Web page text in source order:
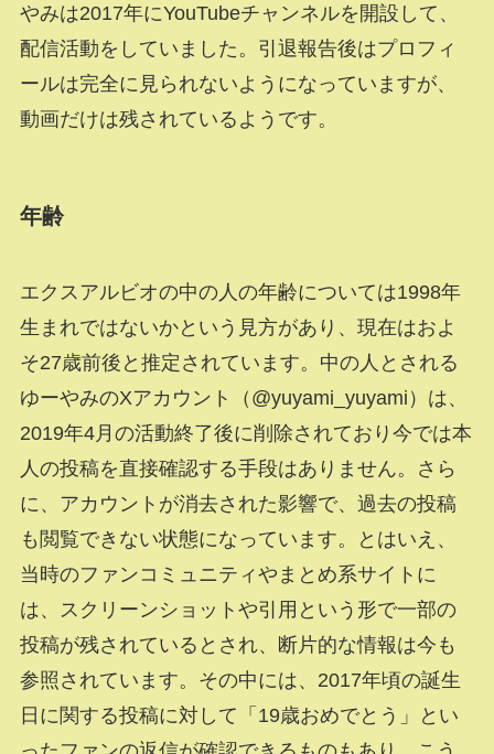
やみは2017年にYouTubeチャンネルを開設して、
配信活動をしていました。引退報告後はプロフィ
ールは完全に見られないようになっていますが、
動画だけは残されているようです。
年齢
エクスアルビオの中の人の年齢については1998年
生まれではないかという見方があり、現在はおよ
そ27歳前後と推定されています。中の人とされる
ゆーやみのXアカウント（@yuyami_yuyami）は、
2019年4月の活動終了後に削除されており今では本
人の投稿を直接確認する手段はありません。さら
に、アカウントが消去された影響で、過去の投稿
も閲覧できない状態になっています。とはいえ、
当時のファンコミュニティやまとめ系サイトに
は、スクリーンショットや引用という形で一部の
投稿が残されているとされ、断片的な情報は今も
参照されています。その中には、2017年頃の誕生
日に関する投稿に対して「19歳おめでとう」とい